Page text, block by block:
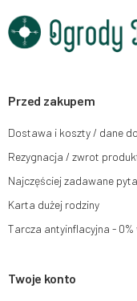
chwili rezygnacji z
Przysługuje Ci prawo do
ich sprostowania,
momencie bez wpływu
dokonano na podstawie
e-mail lub pisemnie na
Więcej informacji:
Przed zakupem
Dostawa i koszty / dane
Rezygnacja / zwrot
Najczęściej zadawane
Karta dużej rodziny
Tarcza antyinflacyjna -
Twoje konto